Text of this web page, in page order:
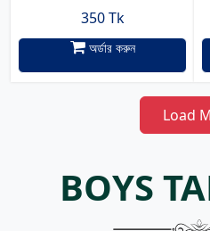
350 Tk
অর্ডার করুন
Load
BOYS